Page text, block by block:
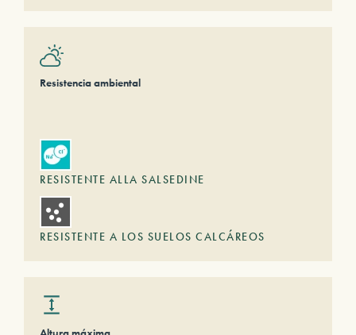
Resistencia ambiental
RESISTENTE ALLA SALSEDINE
RESISTENTE A LOS SUELOS CALCÁREOS